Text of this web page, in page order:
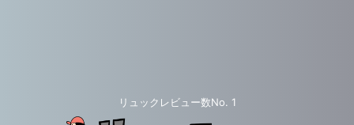
リュックレビュー数No. 1